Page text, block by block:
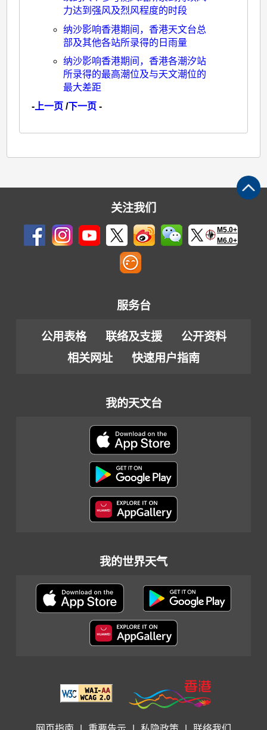
力达到强风及烈风程度的时段
纳沙影响香港期间，香港天文台总
部及其他各站所录得的日雨量
纳沙影响香港期间，香港各潮汐站
所录得的最高潮位及与天文潮位的
最大差距
- 上一页 /下一页 -
关注我们
M5.0+
M6.0+
服务台
公用表格 联络及支援
公开资料
相关网址
快速用户指南
我的天文台
我的世界天气